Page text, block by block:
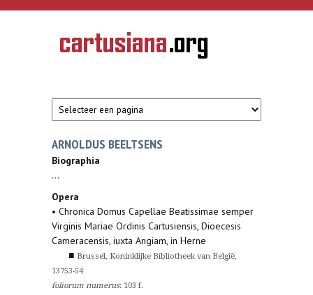
Overslaan en naar de inhoud gaan
CARTUSIANA
Geschiedenis
van de
ARNOLDUS BEELTSENS
Biographia
...
Opera
• Chronica Domus Capellae Beatissimae semper
Virginis Mariae Ordinis Cartusiensis, Dioecesis
Cameracensis, iuxta Angiam, in Herne
■ Brussel, Koninklijke Bibliotheek van België,
13753-54
foliorum numerus: 103 f.